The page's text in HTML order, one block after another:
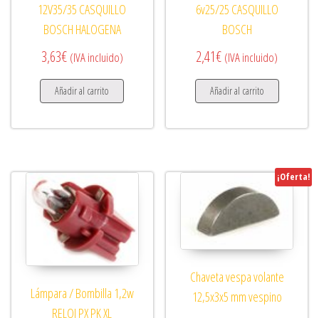
12V35/35 CASQUILLO
BOSCH HALOGENA
3,63€ (IVA incluido)
Añadir al carrito
6v25/25 CASQUILLO
BOSCH
2,41€ (IVA incluido)
Añadir al carrito
Lámpara / Bombilla 1,2w
RELOJ PX PK XL
¡Oferta!
Chaveta vespa volante
12,5x3x5 mm vespino